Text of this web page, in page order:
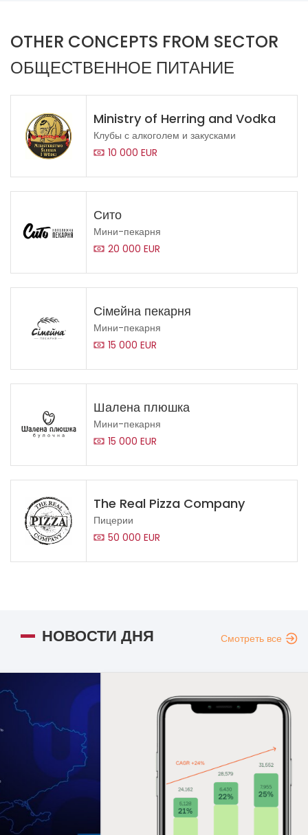
OTHER CONCEPTS FROM SECTOR
ОБЩЕСТВЕННОЕ ПИТАНИЕ
Ministry of Herring and Vodka
Клубы с алкоголем и закусками
10 000 EUR
Сито
Мини-пекарня
20 000 EUR
Сімейна пекарня
Мини-пекарня
15 000 EUR
Шалена плюшка
Мини-пекарня
15 000 EUR
The Real Pizza Company
Пицерии
50 000 EUR
НОВОСТИ ДНЯ Смотреть все